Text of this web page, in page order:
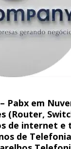
– Pabx em
(Router,
de internet e
de